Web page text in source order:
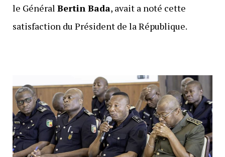
le Général Bertin Bada, avait a noté cette
satisfaction du Président de la République.